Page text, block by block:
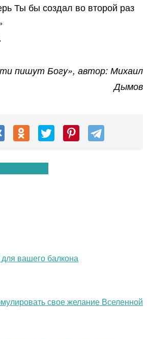
Ты бы создал во второй раз
пишyт Богy», автор: Михаил
Дымов
вашего балкона
свое желание Вселенной